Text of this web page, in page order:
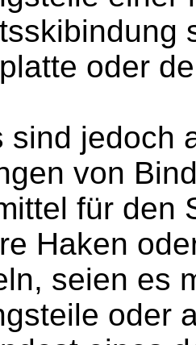
oder
sind jedoch
von
für den
Haken
seien es
oder